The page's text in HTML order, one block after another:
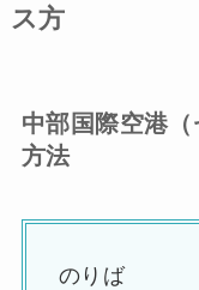
ス方
中部国際空港
方法
のりば